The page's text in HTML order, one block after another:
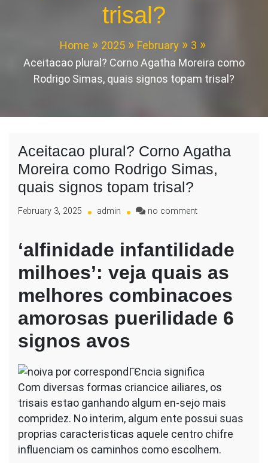
trisal?
Home 2025 February
3
Aceitacao plural? Corno Agatha Moreira como
Rodrigo Simas, quais signos topam trisal?
Aceitacao plural? Corno Agatha
Moreira como Rodrigo Simas,
quais signos topam trisal?
February 3, 2025 admin no commenton
Corno
Moreira
Rodrigo
Simas,
quais
‘alfinidade infantilidade
milhoes’: veja quais as
melhores combinacoes
amorosas puerilidade 6
signos avos
Com diversas formas criancice ailiares, os
trisais estao ganhando algum en-sejo mais
compridez. No interim, algum ente possui suas
proprias caracteristicas aquele centro chifre
influenciam os caminhos como escolhem.